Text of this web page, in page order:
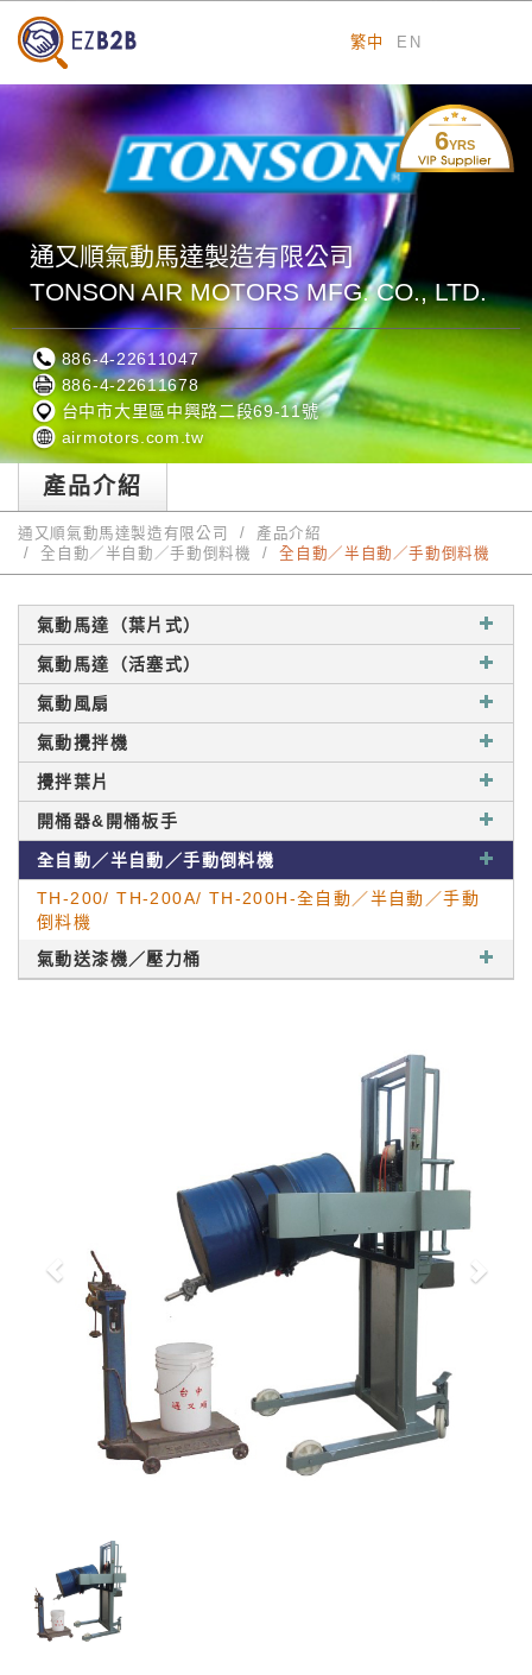
繁中 EN
6YRS
通又順氣動馬達製造有限公司
TONSON AIR MOTORS MFG. CO., LTD.
886-4-22611047
886-4-22611678
台中市大里區中興路二段69-11號
airmotors.com.tw
產品介紹
通又順氣動馬達製造有限公司
產品介紹
全自動／半自動／手動倒料機
全自動／半自動／手動倒料機
氣動馬達（葉片式）
氣動馬達（活塞式）
氣動風扇
氣動攪拌機
攪拌葉片
開桶器&開桶板手
全自動／半自動／手動倒料機
TH-200/ TH-200A/ TH-200H-全自動／半自動／手動
倒料機
氣動送漆機／壓力桶